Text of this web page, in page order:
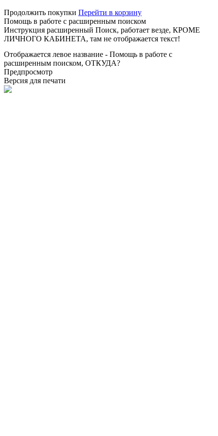
Продолжить покупки Перейти в корзину
Помощь в работе с расширенным поиском
Инструкция расширенный Поиск, работает везде, КРОМЕ
ЛИЧНОГО КАБИНЕТА, там не отображается текст!
Отображается левое название - Помощь в работе с
расширенным поиском, ОТКУДА?
Предпросмотр
Версия для печати